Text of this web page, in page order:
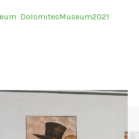
DolomitesMuseum2021